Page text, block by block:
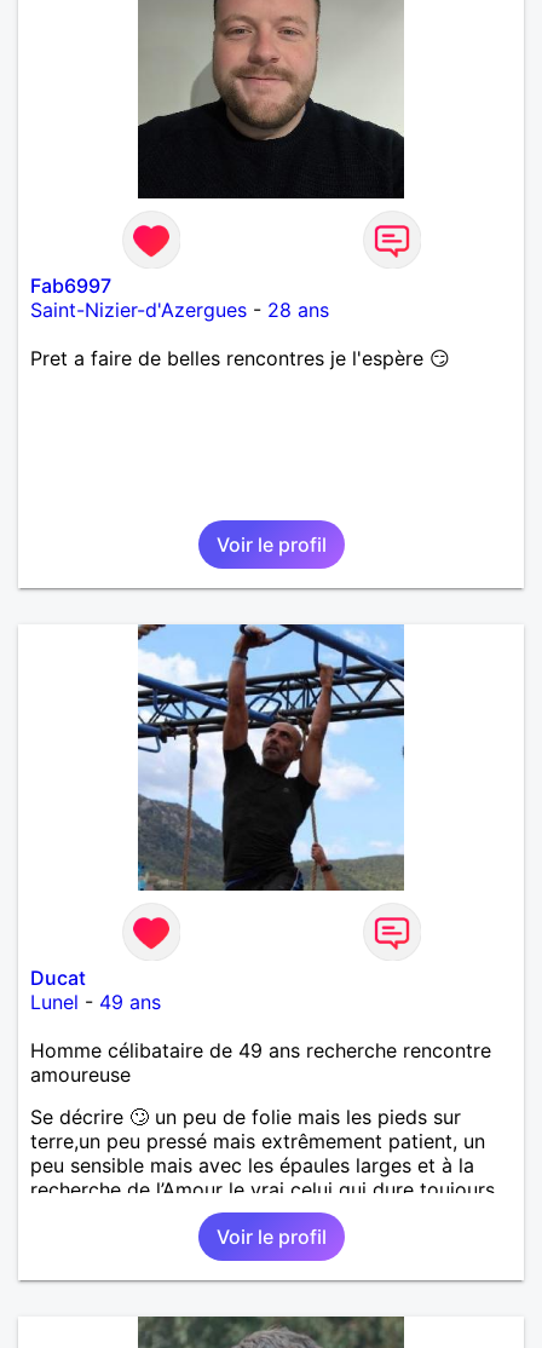
Fab6997
Saint-Nizier-d'Azergues - 28 ans
Pret a faire de belles rencontres je l'espère 😏
Voir le profil
Ducat
Lunel - 49 ans
Homme célibataire de 49 ans recherche rencontre
amoureuse
Se décrire 🙄 un peu de folie mais les pieds sur
terre,un peu pressé mais extrêmement patient, un
peu sensible mais avec les épaules larges et à la
recherche de l’Amour le vrai celui qui dure toujours
qui vous empêche d’imaginer votre vie sans l’être
aimé. Bon ok j’arrête je vais vous saouler 🤪
Voir le profil